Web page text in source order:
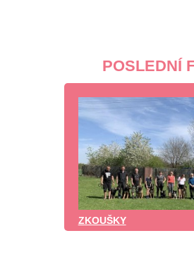
POSLEDNÍ
ZKOUŠKY